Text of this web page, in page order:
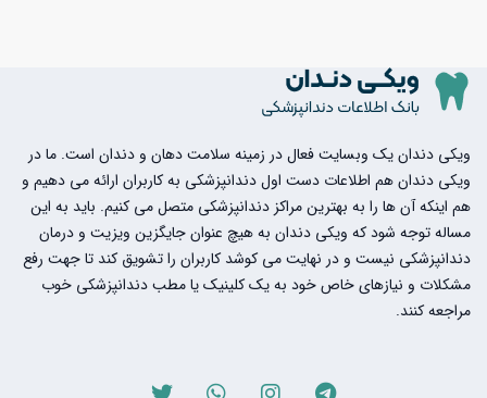
ویکی دندان یک وبسایت فعال در زمینه سلامت دهان و دندان است. ما در
ویکی دندان هم اطلاعات دست اول دندانپزشکی به کاربران ارائه می دهیم و
هم اینکه آن ها را به بهترین مراکز دندانپزشکی متصل می کنیم. باید به این
مساله توجه شود که ویکی دندان به هیچ عنوان جایگزین ویزیت و درمان
دندانپزشکی نیست و در نهایت می کوشد کاربران را تشویق کند تا جهت رفع
مشکلات و نیازهای خاص خود به یک کلینیک یا مطب دندانپزشکی خوب
مراجعه کنند.